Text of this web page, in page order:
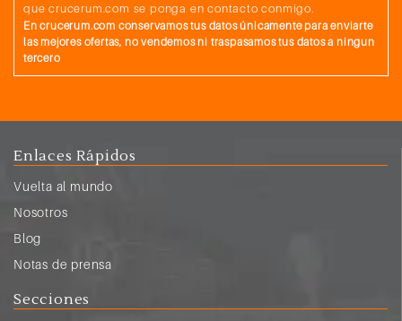
que crucerum.com se ponga en contacto conmigo.
En crucerum.com conservamos tus datos únicamente para enviarte
las mejores ofertas, no vendemos ni traspasamos tus datos a ningun
tercero
Enlaces Rápidos
Vuelta al mundo
Nosotros
Blog
Notas de prensa
Secciones